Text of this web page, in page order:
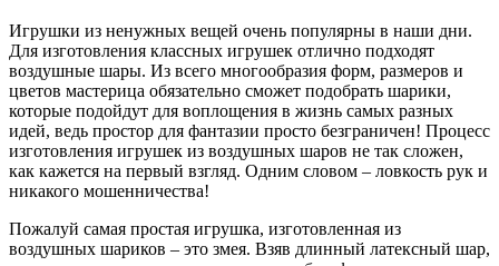
Игрушки из ненужных вещей очень популярны в наши дни.
Для изготовления классных игрушек отлично подходят
воздушные шары. Из всего многообразия форм, размеров и
цветов мастерица обязательно сможет подобрать шарики,
которые подойдут для воплощения в жизнь самых разных
идей, ведь простор для фантазии просто безграничен! Процесс
изготовления игрушек из воздушных шаров не так сложен,
как кажется на первый взгляд. Одним словом – ловкость рук и
никакого мошенничества!
Пожалуй самая простая игрушка, изготовленная из
воздушных шариков – это змея. Взяв длинный латексный шар,